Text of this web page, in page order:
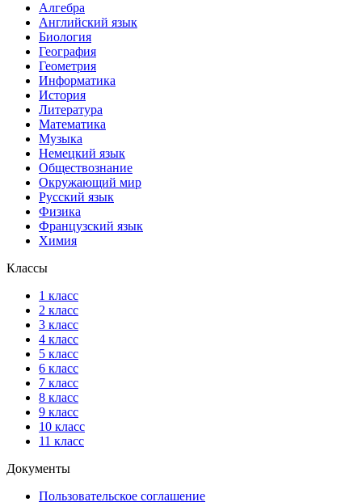
Алгебра
Английский язык
Биология
География
Геометрия
Информатика
История
Литература
Математика
Музыка
Немецкий язык
Обществознание
Окружающий мир
Русский язык
Физика
Французский язык
Химия
Классы
1 класс
2 класс
3 класс
4 класс
5 класс
6 класс
7 класс
8 класс
9 класс
10 класс
11 класс
Документы
Пользовательское соглашение